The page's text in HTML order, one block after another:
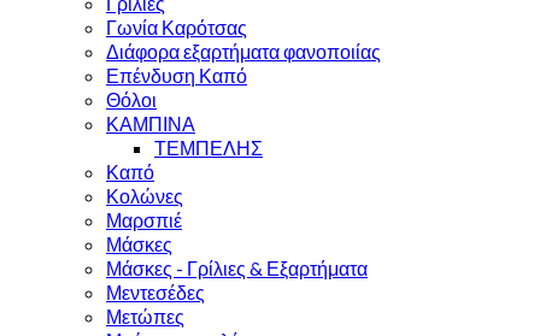
Γωνία Καρότσας
Διάφορα εξαρτήματα φανοποιίας
Επένδυση Καπό
Θόλοι
ΚΑΜΠΙΝΑ
ΤΕΜΠΕΛΗΣ
Καπό
Κολώνες
Μαρσπιέ
Μάσκες
Μάσκες - Γρίλιες & Εξαρτήματα
Μεντεσέδες
Μετώπες